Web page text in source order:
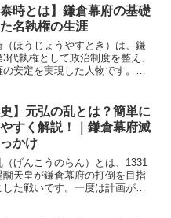
泰時とは】鎌倉幕府の基礎
名執権の生涯
（ほうじょうやすとき）は、鎌
代執権として政治制度を整え、
安定を実現した人物です。
を築いた名執権と称えられてい
記事では、北条泰...
史】元弘の乱とは？簡単に
すく解説！｜鎌倉幕府滅
かけ
（げんこうのらん）とは、1331
醐天皇が鎌倉幕府の打倒を目指
した戦いです。一度は計画が失